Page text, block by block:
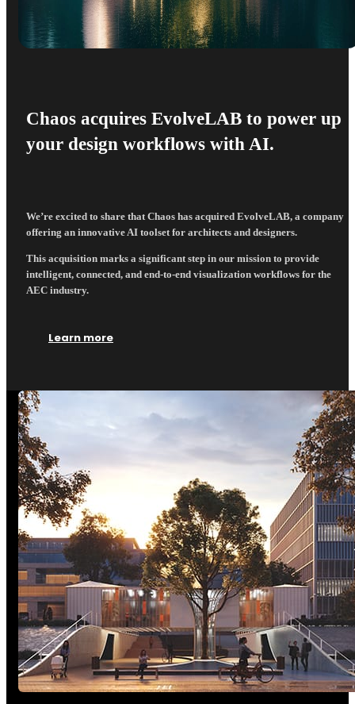
Chaos acquires EvolveLAB to power up
your design workflows with AI.
We’re excited to share that Chaos has acquired EvolveLAB, a company
offering an innovative AI toolset for architects and designers.
This acquisition marks a significant step in our mission to provide
intelligent, connected, and end-to-end visualization workflows for the
AEC industry.
Learn more